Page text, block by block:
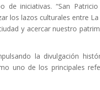
de iniciativas. “San
los lazos culturales entre La
y acercar nuestro
la divulgación
uno de los principales